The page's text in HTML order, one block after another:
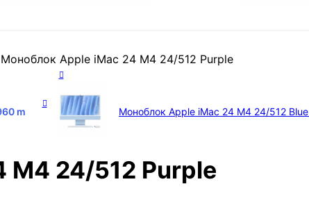
Моноблок Apple iMac 24 M4 24/512 Purple
m Моноблок Apple iMac 24 M4 24/512 Blue
M4 24/512 Purple